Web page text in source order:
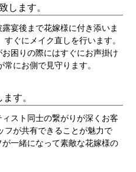
します。
宴後まで花嫁様に付き添いま
ぐにメイク直しを行います。
困りの際にはすぐにお声掛け
にお側で見守ります。
す。
スト同士の繋がりが深くお客
フが共有できることが魅力で
一緒になって素敵な花嫁様の